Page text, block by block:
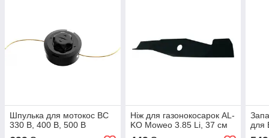
Шпулька для мотокос BC
330 B, 400 B, 500 B
Ніж для газонокосарок AL-
KO Moweo 3.85 Li, 37 см
для